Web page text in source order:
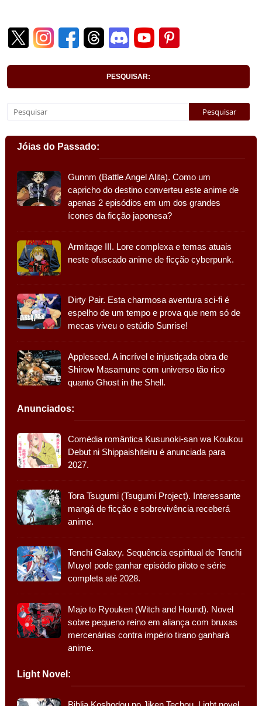
PESQUISAR:
Jóias do Passado:
Gunnm (Battle Angel Alita). Como um
capricho do destino converteu este anime de
apenas 2 episódios em um dos grandes
ícones da ficção japonesa?
Armitage III. Lore complexa e temas atuais
neste ofuscado anime de ficção cyberpunk.
Dirty Pair. Esta charmosa aventura sci-fi é
espelho de um tempo e prova que nem só de
mecas viveu o estúdio Sunrise!
Appleseed. A incrível e injustiçada obra de
Shirow Masamune com universo tão rico
quanto Ghost in the Shell.
Anunciados:
Comédia romântica Kusunoki-san wa Koukou
Debut ni Shippaishiteiru é anunciada para
2027.
Tora Tsugumi (Tsugumi Project). Interessante
mangá de ficção e sobrevivência receberá
anime.
Tenchi Galaxy. Sequência espiritual de Tenchi
Muyo! pode ganhar episódio piloto e série
completa até 2028.
Majo to Ryouken (Witch and Hound). Novel
sobre pequeno reino em aliança com bruxas
mercenárias contra império tirano ganhará
anime.
Light Novel: